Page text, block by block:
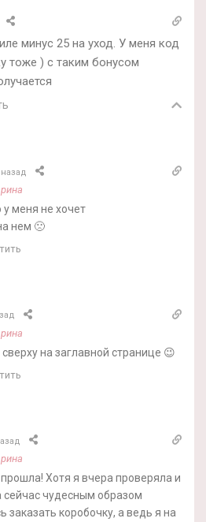
минус 25 на уход. У меня код
тоже ) с таким бонусом
у меня не хочет
нем 🙁
на заглавной странице 😉
Хотя я вчера проверяла и
сейчас чудесным образом
коробочку, а ведь я на